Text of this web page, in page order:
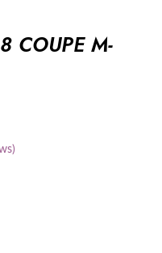
COUPE M-